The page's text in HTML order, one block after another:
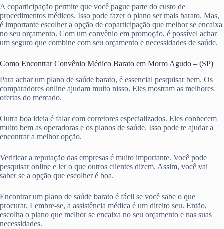
A coparticipação permite que você pague parte do custo de
procedimentos médicos. Isso pode fazer o plano ser mais barato. Mas,
é importante escolher a opção de coparticipação que melhor se encaixa
no seu orçamento. Com um convênio em promoção, é possível achar
um seguro que combine com seu orçamento e necessidades de saúde.
Como Encontrar Convênio Médico Barato em Morro Agudo – (SP)
Para achar um plano de saúde barato, é essencial pesquisar bem. Os
comparadores online ajudam muito nisso. Eles mostram as melhores
ofertas do mercado.
Outra boa ideia é falar com corretores especializados. Eles conhecem
muito bem as operadoras e os planos de saúde. Isso pode te ajudar a
encontrar a melhor opção.
Verificar a reputação das empresas é muito importante. Você pode
pesquisar online e ler o que outros clientes dizem. Assim, você vai
saber se a opção que escolher é boa.
Encontrar um plano de saúde barato é fácil se você sabe o que
procurar. Lembre-se, a assistência médica é um direito seu. Então,
escolha o plano que melhor se encaixa no seu orçamento e nas suas
necessidades.